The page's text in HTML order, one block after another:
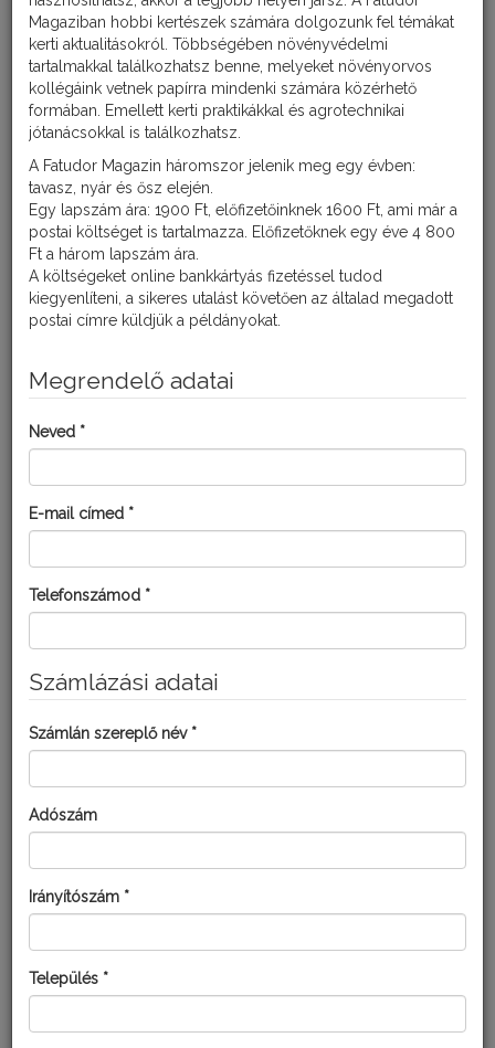
Tünetei
A tövek
visszamaradnak a
fejlődésben,
Az idősebb levelek
levélszélek
elsárgulnak, idővel a levélerek közti egész levéllemez kisárgul.
Kultúra:
Paprika
MEGOLDÁSOK KISKERTI
FELHASZNÁLÓKNAK:
KISKERTÉSZ VIRÁGÖZÖN
Magaziban hobbi kertészek számára dolgozunk fel témákat
kerti aktualitásokról. Többségében növényvédelmi
tartalmakkal találkozhatsz benne, melyeket növényorvos
kollégáink vetnek papírra mindenki számára közérhető
formában. Emellett kerti praktikákkal és agrotechnikai
jótanácsokkal is találkozhatsz.
A Fatudor Magazin háromszor jelenik meg egy évben:
tavasz, nyár és ősz elején.
Egy lapszám ára: 1900 Ft, előfizetőinknek 1600 Ft, ami már a
postai költséget is tartalmazza. Előfizetőknek egy éve 4 800
Ft a három lapszám ára.
A költségeket online bankkártyás fizetéssel tudod
kiegyenlíteni, a sikeres utalást követően az általad megadott
postai címre küldjük a példányokat.
Megrendelő adatai
Neved *
E-mail címed *
Telefonszámod *
Számlázási adatai
Számlán szereplő név *
Adószám
Irányítószám *
Település *